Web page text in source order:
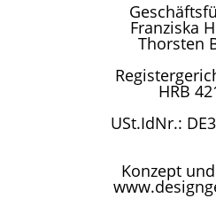
Franziska
Thorsten
HRB
USt.IdNr.:
Konzept